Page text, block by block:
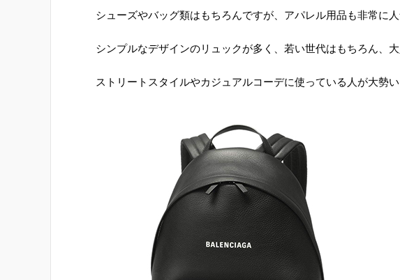
シューズやバッグ類はもちろんですが、アパレル用品も非常に人
シンプルなデザインのリュックが多く、若い世代はもちろん、大
ストリートスタイルやカジュアルコーデに使っている人が大勢い